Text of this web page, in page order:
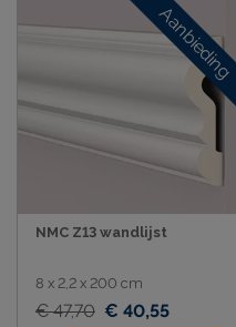
Aanbieding
NMC Z13 wandlijst
8 x 2,2 x 200 cm
€ 47,70 € 40,55